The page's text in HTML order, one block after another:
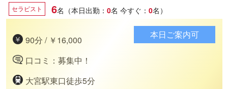
セラピスト 6名（本日出勤： 0名 今すぐ： 0名）
90分 / ￥16,000
口コミ：募集中！
大宮駅東口徒歩5分
本日ご案内可